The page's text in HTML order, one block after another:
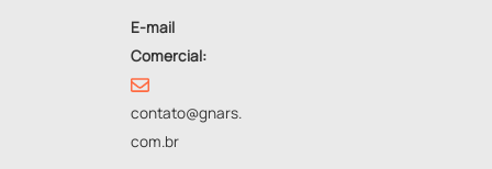
E-mail
Comercial:
contato@gnars.
com.br